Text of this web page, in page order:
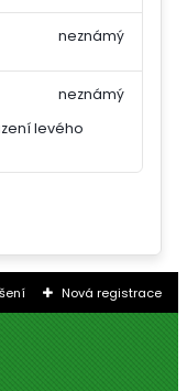
neznámý
levého
neznámý
Nová registrace